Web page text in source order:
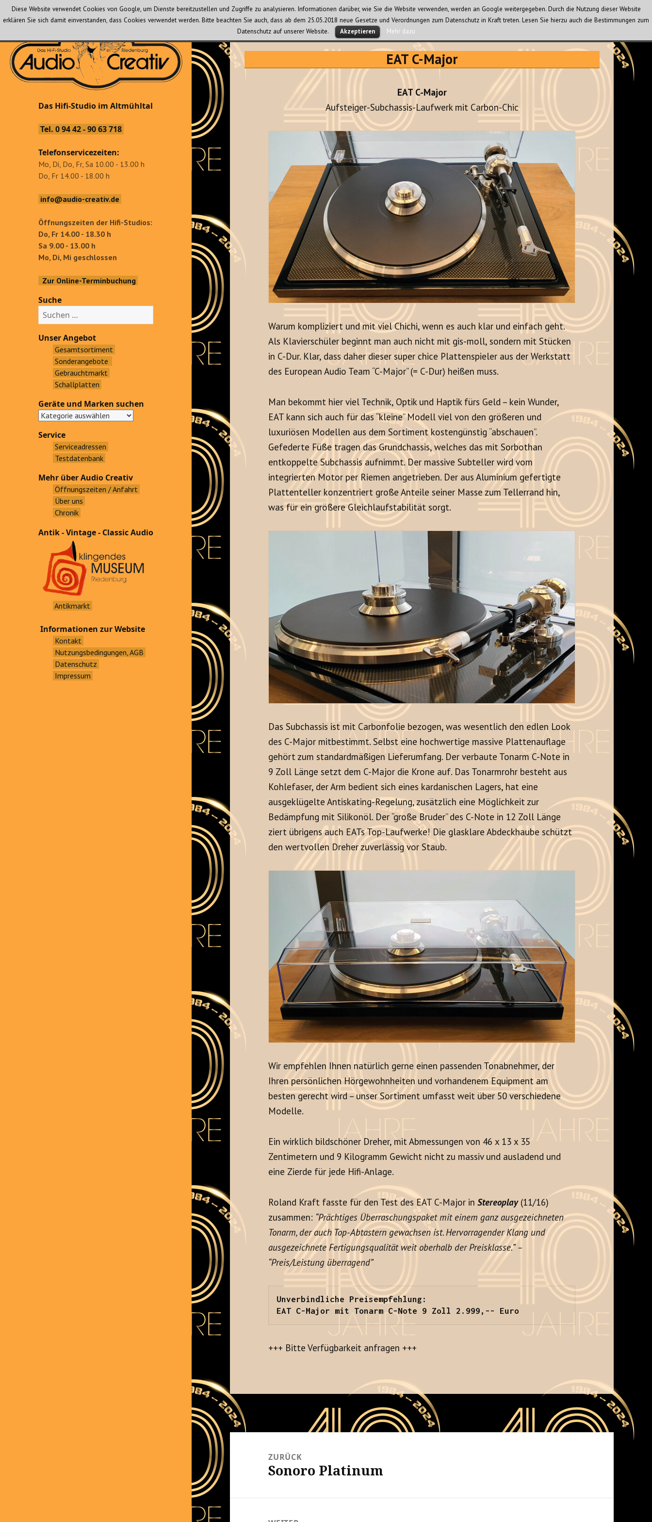
Das Hifi-Studio im Altmühltal
Das Hifi-Studio im Altmühltal
Tel. 0 94 42 - 90 63 718
Telefonservicezeiten:
Mo, Di, Do, Fr, Sa 10.00 - 13.00 h
Do, Fr 14.00 - 18.00 h
info@audio-creativ.de
Öffnungszeiten der Hifi-Studios:
Do, Fr 14.00 - 18.30 h
Sa 9.00 - 13.00 h
Mo, Di, Mi geschlossen
Zur Online-Terminbuchung
Suche
u
c
h
Unser Angebot
Gesamtsortiment
Sonderangebote
Gebrauchtmarkt
Schallplatten
Geräte und Marken suchen
Service
Serviceadressen
Testdatenbank
Mehr über Audio Creativ
Öffnungszeiten / Anfahrt
Über uns
Chronik
Antik - Vintage - Classic Audio
Antikmarkt
Informationen zur Website
Kontakt
Nutzungsbedingungen, AGB
Datenschutz
Impressum
EAT C-Major
EAT C-Major
Aufsteiger-Subchassis-Laufwerk mit Carbon-Chic
Warum kompliziert und mit viel Chichi, wenn es auch klar und einfach geht.
Als Klavierschüler beginnt man auch nicht mit gis-moll, sondern mit Stücken
in C-Dur. Klar, dass daher dieser super chice Plattenspieler aus der Werkstatt
des European Audio Team “C-Major” (= C-Dur) heißen muss.
Man bekommt hier viel Technik, Optik und Haptik fürs Geld – kein Wunder,
EAT kann sich auch für das “kleine” Modell viel von den größeren und
luxuriösen Modellen aus dem Sortiment kostengünstig “abschauen”.
Gefederte Füße tragen das Grundchassis, welches das mit Sorbothan
entkoppelte Subchassis aufnimmt. Der massive Subteller wird vom
integrierten Motor per Riemen angetrieben. Der aus Aluminium gefertigte
Plattenteller konzentriert große Anteile seiner Masse zum Tellerrand hin,
was für ein größere Gleichlaufstabilität sorgt.
Das Subchassis ist mit Carbonfolie bezogen, was wesentlich den edlen Look
des C-Major mitbestimmt. Selbst eine hochwertige massive Plattenauflage
gehört zum standardmäßigen Lieferumfang. Der verbaute Tonarm C-Note in
9 Zoll Länge setzt dem C-Major die Krone auf. Das Tonarmrohr besteht aus
Kohlefaser, der Arm bedient sich eines kardanischen Lagers, hat eine
ausgeklügelte Antiskating-Regelung, zusätzlich eine Möglichkeit zur
Bedämpfung mit Silikonöl. Der “große Bruder” des C-Note in 12 Zoll Länge
ziert übrigens auch EATs Top-Laufwerke! Die glasklare Abdeckhaube schützt
den wertvollen Dreher zuverlässig vor Staub.
Wir empfehlen Ihnen natürlich gerne einen passenden Tonabnehmer, der
Ihren persönlichen Hörgewohnheiten und vorhandenem Equipment am
besten gerecht wird – unser Sortiment umfasst weit über 50 verschiedene
Modelle.
Ein wirklich bildschöner Dreher, mit Abmessungen von 46 x 13 x 35
Zentimetern und 9 Kilogramm Gewicht nicht zu massiv und ausladend und
eine Zierde für jede Hifi-Anlage.
Roland Kraft fasste für den Test des EAT C-Major inStereoplay(11/16)
zusammen: “Prächtiges Überraschungspaket mit einem ganz ausgezeichneten
Tonarm, der auch Top-Abtastern gewachsen ist. Hervorragender Klang und
ausgezeichnete Fertigungsqualität weit oberhalb der Preisklasse.” –
“Preis/Leistung überragend”
Unverbindliche Preisempfehlung:
EAT C-Major mit Tonarm C-Note 9 Zoll 2.999,-- Euro
+++ Bitte Verfügbarkeit anfragen +++
NavigationZURÜCK
Vorheriger
Sonoro Platinum
Diese Website verwendet Cookies von Google, um Dienste bereitzustellen und Zugriffe zu analysieren. Informationen darüber, wie Sie die Website verwenden, werden an Google weitergegeben. Durch die Nutzung dieser Website
erklären Sie sich damit einverstanden, dass Cookies verwendet werden. Bitte beachten Sie auch, dass ab dem 25.05.2018 neue Gesetze und Verordnungen zum Datenschutz in Kraft treten. Lesen Sie hierzu auch die Bestimmungen zum
Datenschutz auf unserer Website.
Akzeptieren Mehr dazu